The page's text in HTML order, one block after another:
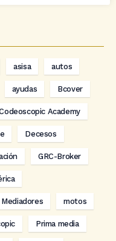
asisa autos
ayudas Bcover
Academy
Decesos
GRC-Broker
Mediadores motos
Prima media